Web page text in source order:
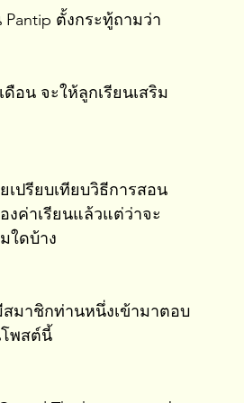
ตั้งกระทู้ถามว่า
ดือน จะให้ลูกเรียนเสริม
ปรียบเทียบวิธีการสอน
ค่าเรียนแล้วแต่ว่าจะ
ใดบ้าง
มาชิกท่านหนึ่งเข้ามาตอบ
พสต์นี้